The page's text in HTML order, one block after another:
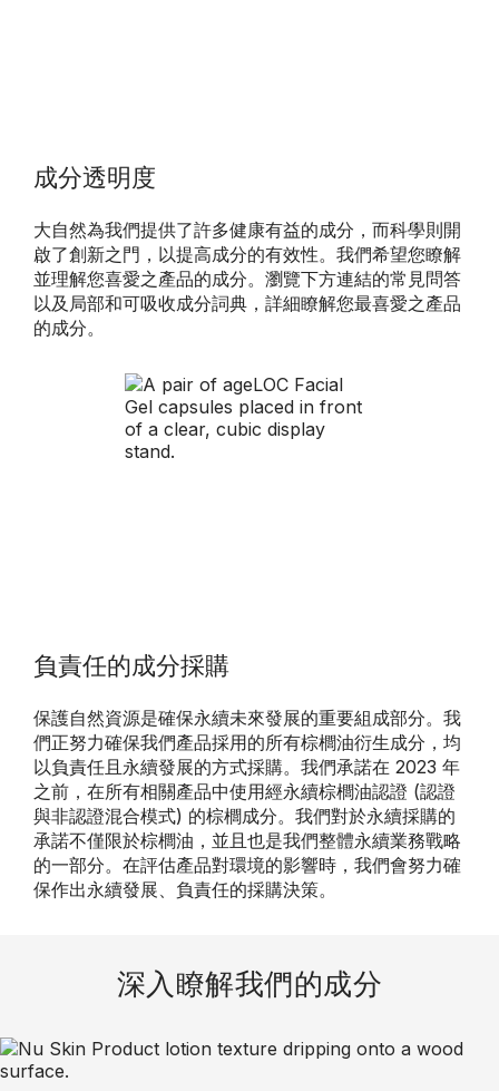
成分透明度
大自然為我們提供了許多健康有益的成分，而科學則開
啟了創新之門，以提高成分的有效性。我們希望您瞭解
並理解您喜愛之產品的成分。瀏覽下方連結的常見問答
以及局部和可吸收成分詞典，詳細瞭解您最喜愛之產品
的成分。
負責任的成分採購
保護自然資源是確保永續未來發展的重要組成部分。我
們正努力確保我們產品採用的所有棕櫚油衍生成分，均
以負責任且永續發展的方式採購。我們承諾在 2023 年
之前，在所有相關產品中使用經永續棕櫚油認證 (認證
與非認證混合模式) 的棕櫚成分。我們對於永續採購的
承諾不僅限於棕櫚油，並且也是我們整體永續業務戰略
的一部分。在評估產品對環境的影響時，我們會努力確
保作出永續發展、負責任的採購決策。
深入瞭解我們的成分